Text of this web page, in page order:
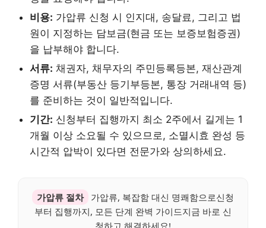
비용: 가압류 신청 시 인지대, 송달료, 그리고 법
원이 지정하는 담보금(현금 또는 보증보험증권)
을 납부해야 합니다.
서류: 채권자, 채무자의 주민등록등본, 재산관계
증명 서류(부동산 등기부등본, 통장 거래내역 등)
를 준비하는 것이 일반적입니다.
기간: 신청부터 집행까지 최소 2주에서 길게는 1
개월 이상 소요될 수 있으므로, 소멸시효 완성 등
시간적 압박이 있다면 전문가와 상의하세요.
가압류 절차
가압류, 복잡함 대신 명쾌함으로신청
부터 집행까지, 모든 단계 완벽 가이드지금 바로 신